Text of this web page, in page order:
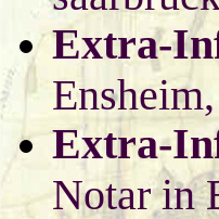
Extra-
Extra-
Notar in